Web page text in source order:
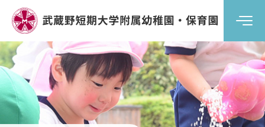
武蔵野短期大学附属幼稚園
武蔵野短期大学附属保育園